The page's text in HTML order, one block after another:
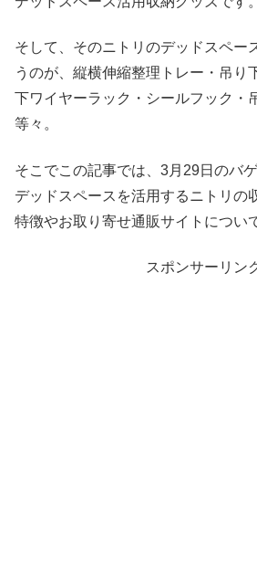
そして、そのニトリのデッドスペー
うのが、縦横伸縮整理トレー・吊り
下ワイヤーラック・シールフック・
等々。
そこでこの記事では、3月29日のバ
デッドスペースを活用するニトリの
特徴やお取り寄せ通販サイトについ
スポンサーリン